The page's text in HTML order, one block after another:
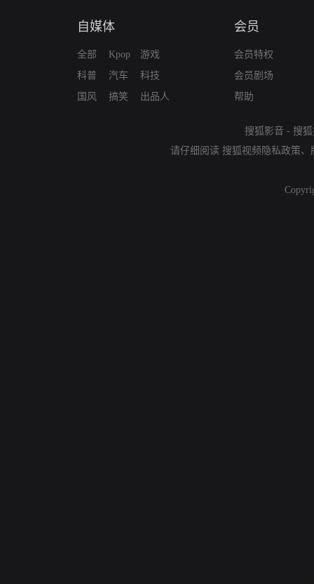
自媒体
全部
科普
国风
Kpop
汽车
搞笑
游戏
科技
出品人
会员
会员特权
会员剧场
帮助
搜狐影音 - 搜
请仔细阅读 搜狐视频隐私政策、